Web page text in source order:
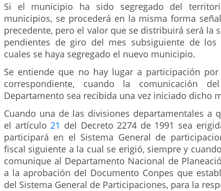
Si el municipio ha sido segregado del
municipios, se procederá en la misma forma
precedente, pero el valor que se distribuirá será la
pendientes de giro del mes subsiguiente de
cuales se haya segregado el nuevo municipio.
Se entiende que no hay lugar a participación
correspondiente, cuando la comunicación
Departamento sea recibida una vez iniciado dicho
Cuando una de las divisiones departamentales a
el artículo21 del Decreto 2274 de 1991 sea
participará en el Sistema General de
fiscal siguiente a la cual se erigió, siempre y
comunique al Departamento Nacional de
a la aprobación del Documento Conpes que
del Sistema General de Participaciones, para la